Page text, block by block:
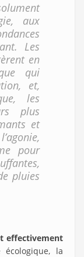
aux
Les
en
qui
et,
les
plus
et
pour
pluies
effectivement
la